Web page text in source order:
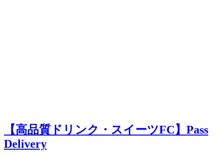
【高品質ドリンク・スイーツFC】Pass
Delivery